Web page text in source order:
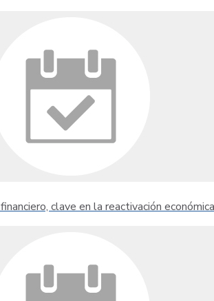
clave en la reactivación